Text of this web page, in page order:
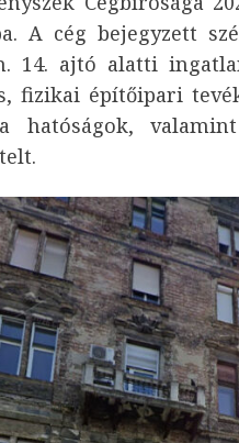
A cég bejegyzett
14. ajtó alatti
fizikai építőipari
hatóságok,